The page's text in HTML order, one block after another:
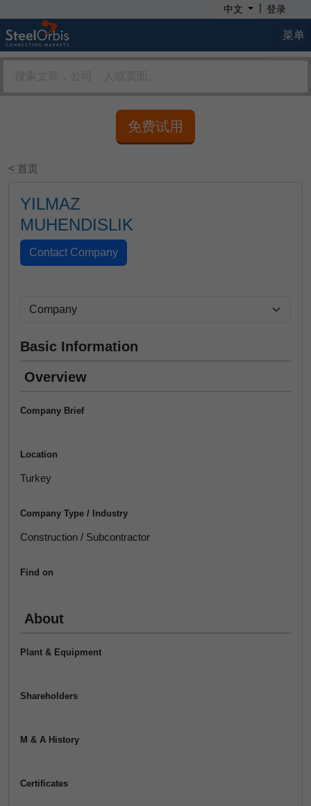
中文 | 登录
菜单
免费试用
< 首页
YILMAZ
MUHENDISLIK
Basic Information
Overview
Company Brief
Location
Turkey
Company Type / Industry
Construction / Subcontractor
Find on
About
Plant & Equipment
Shareholders
M & A History
Certificates